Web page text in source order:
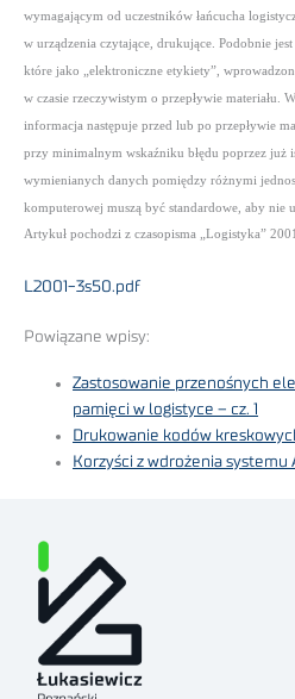
wymagającym od uczestników łańcucha
w urządzenia czytające, drukujące. Podobnie
które jako „elektroniczne etykiety”,
w czasie rzeczywistym o przepływie materiału.
informacja następuje przed lub po przepływie
przy minimalnym wskaźniku błędu poprzez już
wymienianych danych pomiędzy różnymi
komputerowej muszą być standardowe, aby nie
Artykuł pochodzi z czasopisma „Logistyka”
L2001-3s50.pdf
Powiązane wpisy:
Zastosowanie przenośnych
pamięci w logistyce – cz. 1
Drukowanie kodów
Korzyści z wdrożenia